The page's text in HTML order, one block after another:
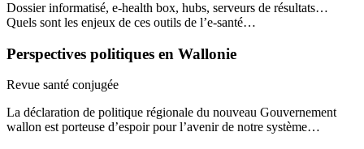
Dossier informatisé, e-health box, hubs, serveurs de résultats…
Quels sont les enjeux de ces outils de l’e-santé…
Perspectives politiques en Wallonie
Revue santé conjugée
La déclaration de politique régionale du nouveau Gouvernement
wallon est porteuse d’espoir pour l’avenir de notre système…